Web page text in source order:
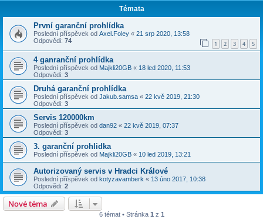
Témata
První garanční prohlídka
Poslední příspěvek od Axel.Foley « 21 srp 2020, 13:58
Odpovědi: 74 1 2 3 4 5
4 ganranční prohlídka
Poslední příspěvek od Majkli20GB « 18 led 2020, 11:53
Odpovědi: 3
Druhá garanční prohlídka
Poslední příspěvek od Jakub.samsa « 22 kvě 2019, 21:30
Odpovědi: 3
Servis 120000km
Poslední příspěvek od dan92 « 22 kvě 2019, 07:37
Odpovědi: 3
3. garanční prohlidka
Poslední příspěvek od Majkli20GB « 10 led 2019, 13:21
Autorizovaný servis v Hradci Králové
Poslední příspěvek od kotyzavamberk « 13 úno 2017, 10:38
Odpovědi: 2
Nové téma
6 témat • Stránka 1 z 1